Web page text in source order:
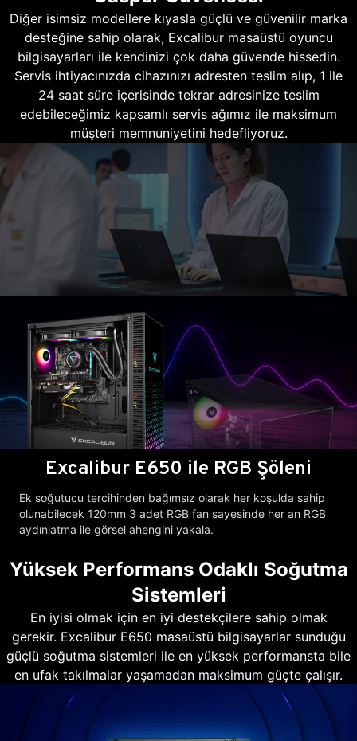
Diğer isimsiz modellere kıyasla güçlü ve güvenilir marka
desteğine sahip olarak, Excalibur masaüstü oyuncu
bilgisayarları ile kendinizi çok daha güvende hissedin.
Servis ihtiyacınızda cihazınızı adresten teslim alıp, 1 ile
24 saat süre içerisinde tekrar adresinize teslim
edebileceğimiz kapsamlı servis ağımız ile maksimum
müşteri memnuniyetini hedefliyoruz.
Excalibur E650 ile RGB Şöleni
Ek soğutucu tercihinden bağımsız olarak her koşulda sahip
olunabilecek 120mm 3 adet RGB fan sayesinde her an RGB
aydınlatma ile görsel ahengini yakala.
Yüksek Performans Odaklı Soğutma
Sistemleri
En iyisi olmak için en iyi destekçilere sahip olmak
gerekir. Excalibur E650 masaüstü bilgisayarlar sunduğu
güçlü soğutma sistemleri ile en yüksek performansta bile
en ufak takılmalar yaşamadan maksimum güçte çalışır.